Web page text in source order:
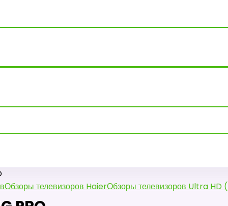
Обзоры телевизоров HaierОбзоры телевизоров Ultra HD